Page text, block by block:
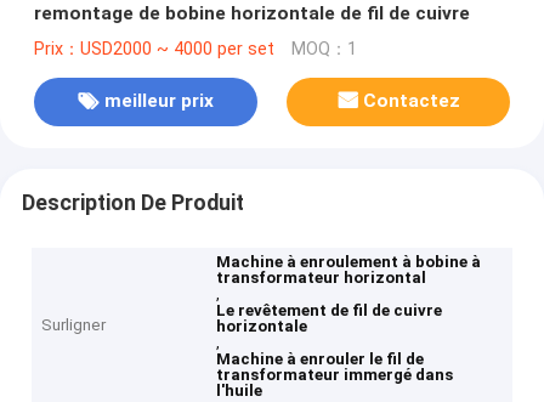
remontage de bobine horizontale de fil de cuivre
Prix：USD2000 ~ 4000 per set MOQ：1
meilleur prix Contactez
Description De Produit
Surligner
Machine à enroulement à bobine à
transformateur horizontal
,
Le revêtement de fil de cuivre
horizontale
,
Machine à enrouler le fil de
transformateur immergé dans
l'huile